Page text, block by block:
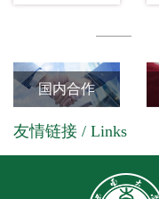
教职工羽毛
球赛喜创佳
绩国内合作
友情链接 / Links